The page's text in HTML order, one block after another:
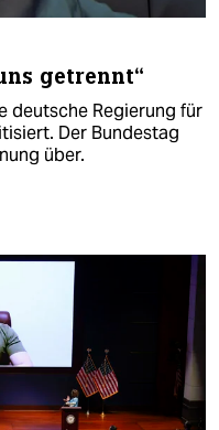
getrennt“
deutsche Regierung für
Der Bundestag
über.